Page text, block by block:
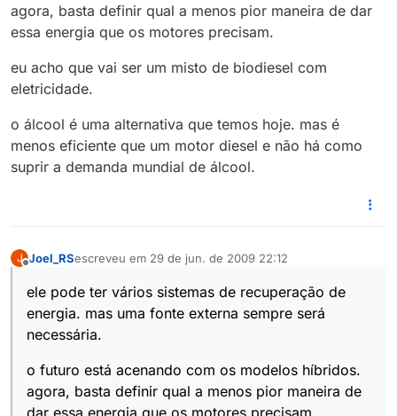
agora, basta definir qual a menos pior maneira de dar
essa energia que os motores precisam.
eu acho que vai ser um misto de biodiesel com
eletricidade.
o álcool é uma alternativa que temos hoje. mas é
menos eficiente que um motor diesel e não há como
suprir a demanda mundial de álcool.
J Joel_RSescreveu em 29 de jun. de 2009 22:12
última edição por
ele pode ter vários sistemas de recuperação de
energia. mas uma fonte externa sempre será
necessária.
o futuro está acenando com os modelos híbridos.
agora, basta definir qual a menos pior maneira de